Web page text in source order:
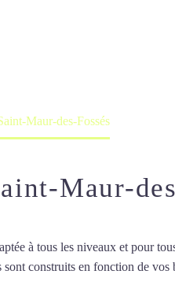
Maur-des-Fossés
Maur-
à tous les niveaux et pour
construits en fonction de vos